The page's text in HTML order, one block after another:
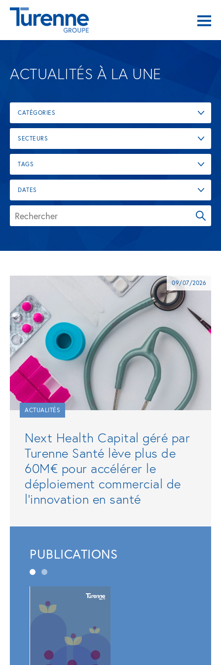
ACTUALITÉS À LA UNE
CATÉGORIES
SECTEURS
TAGS
DATES
09/07/2026
ACTUALITÉS
Next Health Capital géré par
Turenne Santé lève plus de
60M€ pour accélérer le
déploiement commercial de
l'innovation en santé
PUBLICATIONS